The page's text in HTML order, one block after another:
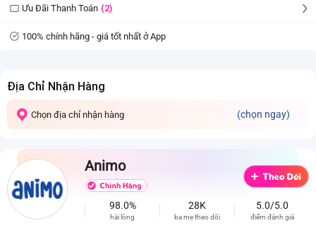
Ưu Đãi Thanh Toán (2)
100% chính hãng - giá tốt nhất ở App
Địa Chỉ Nhận Hàng
Chọn địa chỉ nhận hàng (chọn ngay)
Animo
98.0%
hài lòng
28K
ba mẹ theo dõi
5.0/5.0
điểm đánh giá